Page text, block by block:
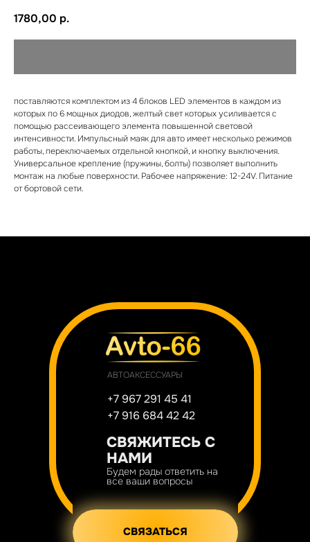
1780,00 р.
поставляются комплектом из 4 блоков LED элементов в каждом из
которых по 6 мощных диодов, желтый свет которых усиливается с
помощью рассеивающего элемента повышенной световой
интенсивности. Импульсный маяк для авто имеет несколько режимов
работы, переключаемых отдельной кнопкой, и кнопку выключения.
Универсальное крепление (пружины, болты) позволяет выполнить
монтаж на любые поверхности. Рабочее напряжение: 12-24V. Питание
от бортовой сети.
СВЯЗАТЬСЯ
Будем рады ответить на
все ваши вопросы
СВЯЖИТЕСЬ С
НАМИ
АВТОАКСЕССУАРЫ
+7 967 291 45 41
+7 916 684 42 42